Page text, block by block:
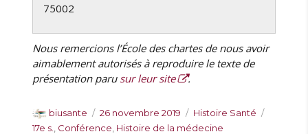
75002
Nous remercions l’École des chartes de nous avoir
aimablement autorisés à reproduire le texte de
présentation paru sur leur site .
A
u
biusante
P
u
26 novembre 2019
C
a
Histoire Santé
17e s. Conférence Histoire de la médecine